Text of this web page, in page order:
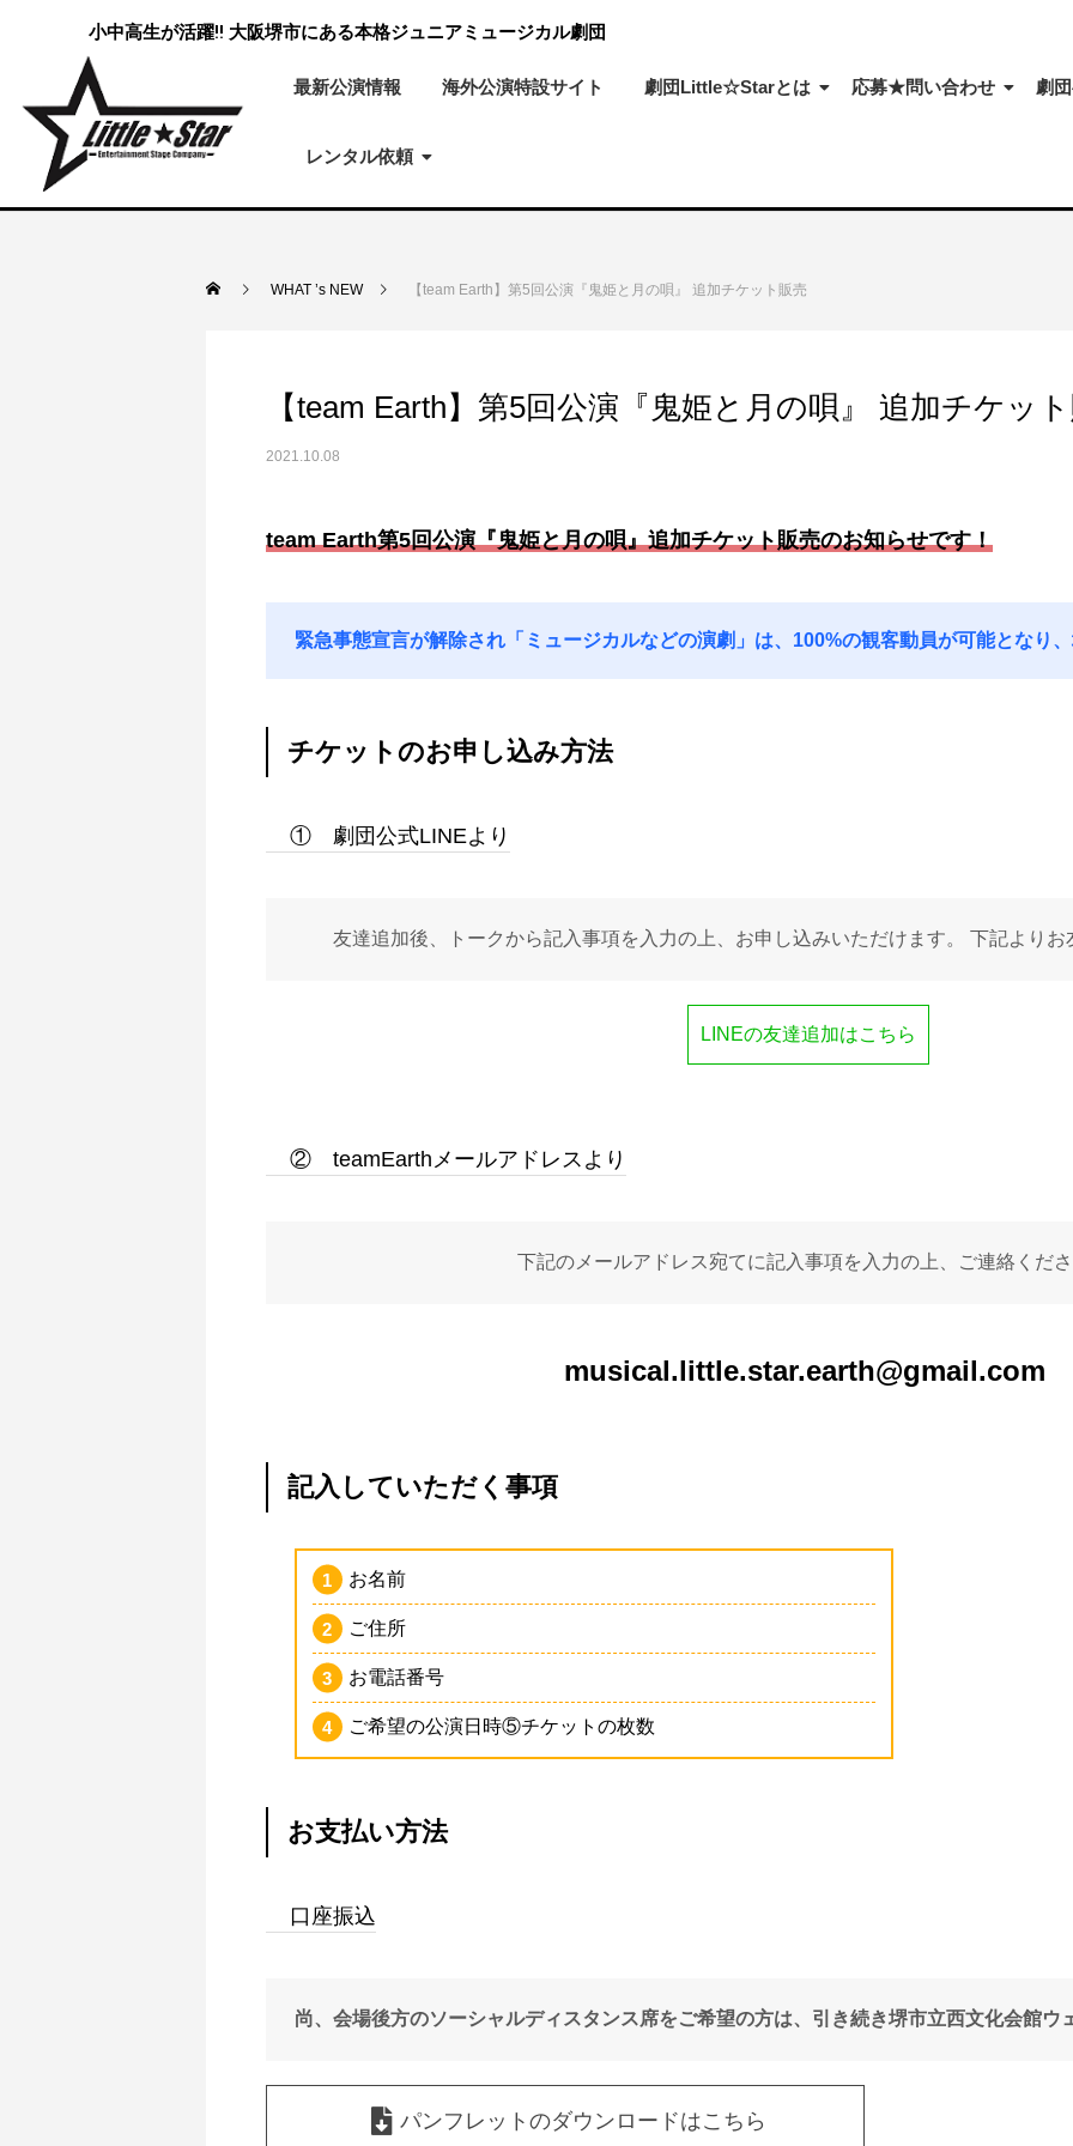
小中高生が活躍‼ 大阪堺市にある本格ジュニアミュージカル劇団
最新公演情報 海外公演特設サイト 劇団Little☆Starとは 応募★問い合わせ 劇
レンタル依頼
WHAT ’s NEW 【team Earth】第5回公演『鬼姫と月の唄』 追加チケット販売
【team Earth】第5回公演『鬼姫と月の唄』 追加チケッ
2021.10.08
team Earth第5回公演『鬼姫と月の唄』追加チケット販売のお知らせです！
緊急事態宣言が解除され「ミュージカルなどの演劇」は、100%の観客動員が可能となり
チケットのお申し込み方法
① 劇団公式LINEより
友達追加後、トークから記入事項を入力の上、お申し込みいただけます。 下記よりお
LINEの友達追加はこちら
② teamEarthメールアドレスより
下記のメールアドレス宛てに記入事項を入力の上、ご連絡くだ
musical.little.star.earth@gmail.com
記入していただく事項
お名前
ご住所
お電話番号
ご希望の公演日時⑤チケットの枚数
お支払い方法
口座振込
尚、会場後方のソーシャルディスタンス席をご希望の方は、引き続き堺市立西文化会館ウ
パンフレットのダウンロードはこちら